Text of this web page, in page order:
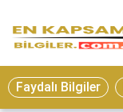
Eğitim
Ekonomi
Faydalı Bilgiler